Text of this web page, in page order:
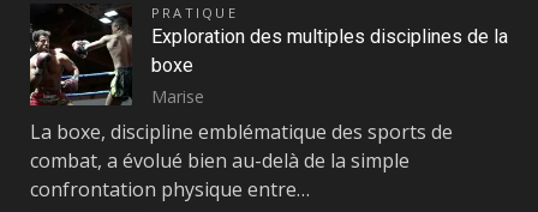
PRATIQUE
Exploration des multiples disciplines de la
boxe
Marise
La boxe, discipline emblématique des sports de
combat, a évolué bien au-delà de la simple
confrontation physique entre…